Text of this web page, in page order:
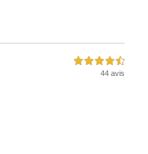
4,5 étoiles sur 5
44 avis